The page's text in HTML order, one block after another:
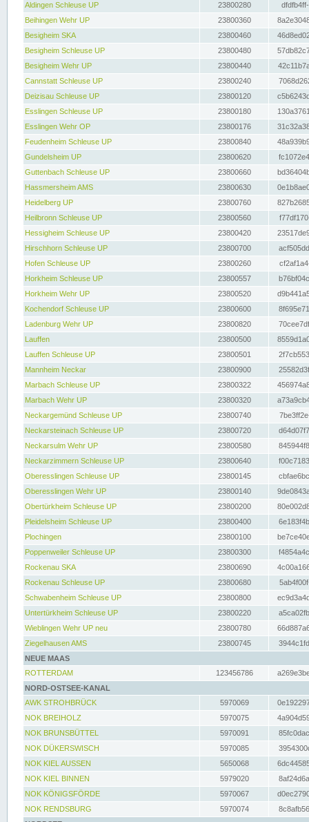
Aldingen Schleuse UP
23800280
Beihingen Wehr UP
23800360
Besigheim SKA
23800460
Besigheim Schleuse UP
23800480
Besigheim Wehr UP
23800440
Cannstatt Schleuse UP
23800240
Deizisau Schleuse UP
23800120
Esslingen Schleuse UP
23800180
Esslingen Wehr OP
23800176
Feudenheim Schleuse UP
23800840
Gundelsheim UP
23800620
Guttenbach Schleuse UP
23800660
Hassmersheim AMS
23800630
Heidelberg UP
23800760
Heilbronn Schleuse UP
23800560
Hessigheim Schleuse UP
23800420
Hirschhorn Schleuse UP
23800700
Hofen Schleuse UP
23800260
Horkheim Schleuse UP
23800557
Horkheim Wehr UP
23800520
Kochendorf Schleuse UP
23800600
Ladenburg Wehr UP
23800820
Lauffen
23800500
Lauffen Schleuse UP
23800501
Mannheim Neckar
23800900
Marbach Schleuse UP
23800322
Marbach Wehr UP
23800320
Neckargemünd Schleuse UP
23800740
Neckarsteinach Schleuse UP
23800720
Neckarsulm Wehr UP
23800580
Neckarzimmern Schleuse UP
23800640
Oberesslingen Schleuse UP
23800145
Oberesslingen Wehr UP
23800140
Obertürkheim Schleuse UP
23800200
Pleidelsheim Schleuse UP
23800400
Plochingen
23800100
Poppenweiler Schleuse UP
23800300
Rockenau SKA
23800690
Rockenau Schleuse UP
23800680
Schwabenheim Schleuse UP
23800800
Untertürkheim Schleuse UP
23800220
Wieblingen Wehr UP neu
23800780
Ziegelhausen AMS
23800745
NEUE MAAS
ROTTERDAM
123456786
NORD-OSTSEE-KANAL
AWK STROHBRÜCK
5970069
NOK BREIHOLZ
5970075
NOK BRUNSBÜTTEL
5970091
NOK DÜKERSWISCH
5970085
NOK KIEL AUSSEN
5650068
NOK KIEL BINNEN
5979020
NOK KÖNIGSFÖRDE
5970067
NOK RENDSBURG
5970074